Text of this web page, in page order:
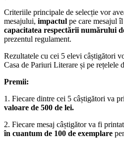
Criteriile principale de selecție vor
mesajului, impactul pe care mesajul
capacitatea respectării numărului
prezentul regulament.
Rezultatele cu cei 5 elevi câștigători
Casa de Pariuri Literare și pe rețelele
Premii:
1. Fiecare dintre cei 5 câștigători va
valoare de 500 de lei.
2. Fiecare mesaj câștigător va fi
în cuantum de 100 de exemplare